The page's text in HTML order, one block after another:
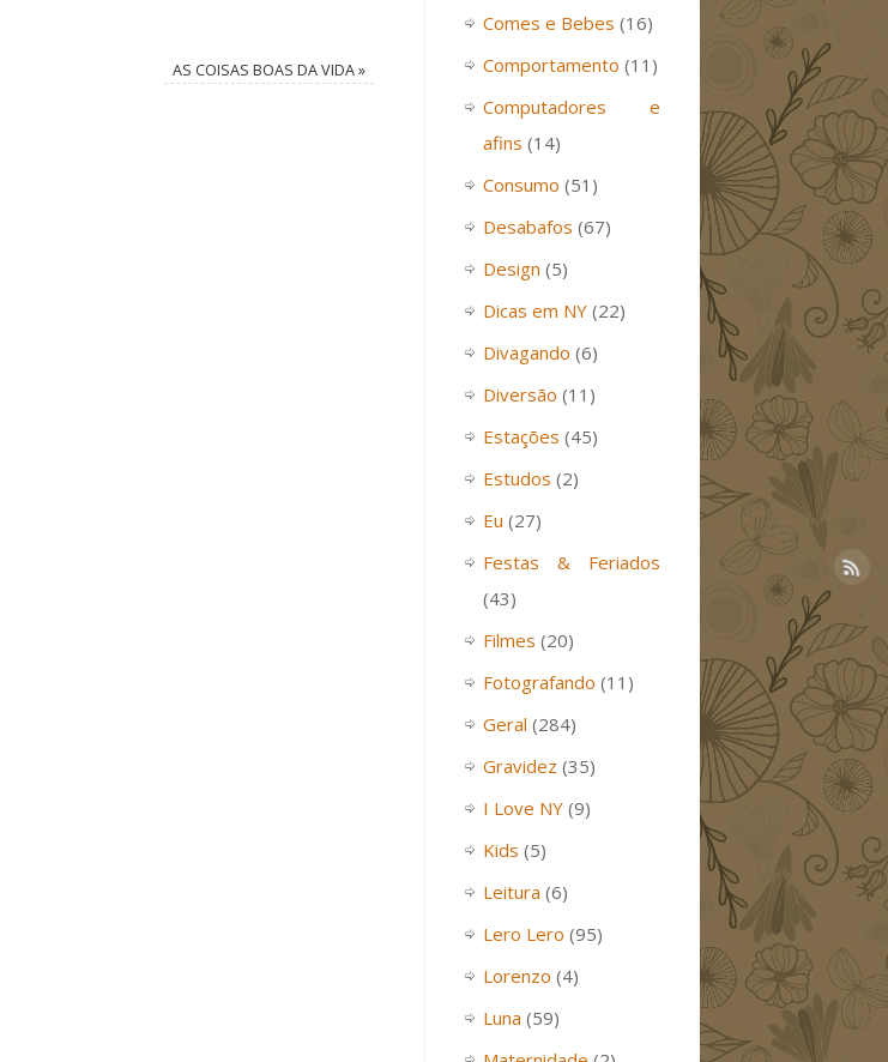
AS COISAS BOAS DA VIDA»
Comes e Bebes (16)
Comportamento (11)
Computadores e
afins (14)
Consumo (51)
Desabafos (67)
Design (5)
Dicas em NY (22)
Divagando (6)
Diversão (11)
Estações (45)
Estudos (2)
Eu (27)
Festas & Feriados
(43)
Filmes (20)
Fotografando (11)
Geral (284)
Gravidez (35)
I Love NY (9)
Kids (5)
Leitura (6)
Lero Lero (95)
Lorenzo (4)
Luna (59)